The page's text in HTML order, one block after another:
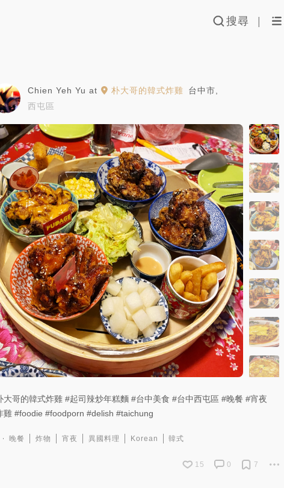
搜尋
Chien Yeh Yu at 朴大哥的韓式炸雞 台中市
西屯區
大哥的韓式炸雞 #起司辣炒年糕麵 #台中美食 #台中西屯區 #晚餐 #宵夜
雞 #foodie #foodporn #delish #taichung
晚餐 炸物 宵夜 異國料理 Korean 韓式
15 0 7